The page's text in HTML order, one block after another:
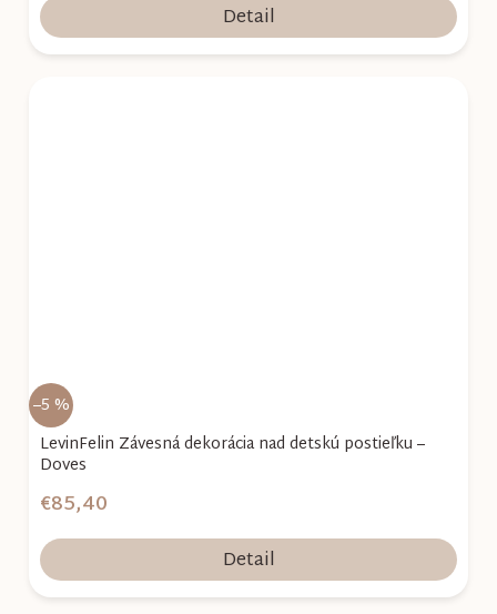
Detail
–5 %
LevinFelin Závesná dekorácia nad detskú postieľku –
Doves
€85,40
Detail